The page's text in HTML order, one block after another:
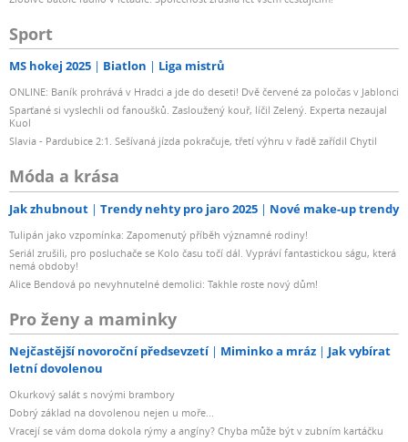
Sport
MS hokej 2025 Biatlon Liga mistrů
ONLINE: Baník prohrává v Hradci a jde do deseti! Dvě červené za poločas v Jablonci
Sparťané si vyslechli od fanoušků. Zasloužený kouř, líčil Zelený. Experta nezaujal
Kuol
Slavia - Pardubice 2:1. Sešívaná jízda pokračuje, třetí výhru v řadě zařídil Chytil
Móda a krása
Jak zhubnout Trendy nehty pro jaro 2025 Nové make-up trendy
Tulipán jako vzpomínka: Zapomenutý příběh významné rodiny!
Seriál zrušili, pro posluchače se Kolo času točí dál. Vypráví fantastickou ságu, která
nemá obdoby!
Alice Bendová po nevyhnutelné demolici: Takhle roste nový dům!
Pro ženy a maminky
Nejčastější novoroční předsevzetí Miminko a mráz
Jak vybírat
letní dovolenou
Okurkový salát s novými brambory
Dobrý základ na dovolenou nejen u moře...
Vracejí se vám doma dokola rýmy a angíny? Chyba může být v zubním kartáčku